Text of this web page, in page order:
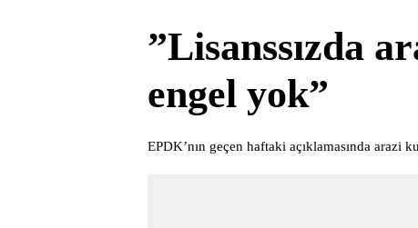
”Lisanssızda
engel yok”
EPDK’nın geçen haftaki açıklamasında arazi